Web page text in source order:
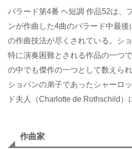
バラード第4番 ヘ短調 作品52は、
ンが作曲した4曲のバラード中最
の作曲技法が尽くされている。シ
特に演奏困難とされる作品の一つ
の中でも傑作の一つとして数えられ
ショパンの弟子であったシャーロ
ド夫人（Charlotte de Rothschild）
作曲家